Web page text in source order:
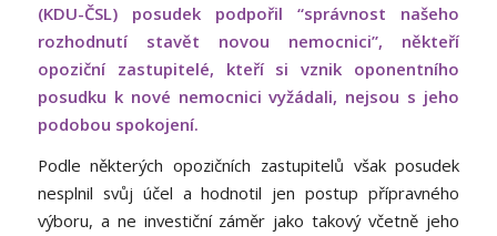
(KDU-ČSL) posudek podpořil “správnost našeho
rozhodnutí stavět novou nemocnici”, někteří
opoziční zastupitelé, kteří si vznik oponentního
posudku k nové nemocnici vyžádali, nejsou s jeho
podobou spokojení.
Podle některých opozičních zastupitelů však posudek
nesplnil svůj účel a hodnotil jen postup přípravného
výboru, a ne investiční záměr jako takový včetně jeho